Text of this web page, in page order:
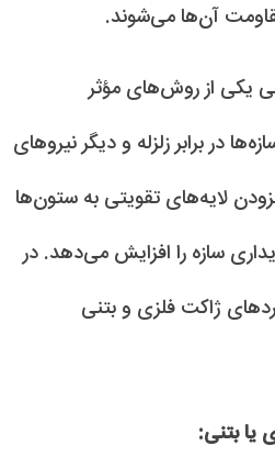
آن‌ها می‌شوند.
یکی از روش‌های مؤثر
در برابر زلزله و دیگر نیروهای
لایه‌های تقویتی به ستون‌ها
سازه را افزایش می‌دهد. در
ژاکت فلزی و بتنی
یا بتنی: